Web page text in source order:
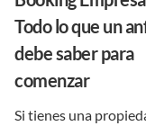
Todo lo que un
debe saber para
comenzar
Si tienes una